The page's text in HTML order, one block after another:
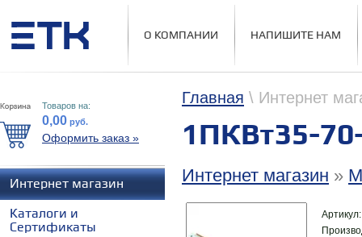
О КОМПАНИИ НАПИШИТЕ НАМ
Главная \ Интернет
1ПКВт35-
Интернет магазин »
Товаров на:
0,00 руб.
Оформить заказ »
Интернет магазин
Каталоги и
Сертификаты